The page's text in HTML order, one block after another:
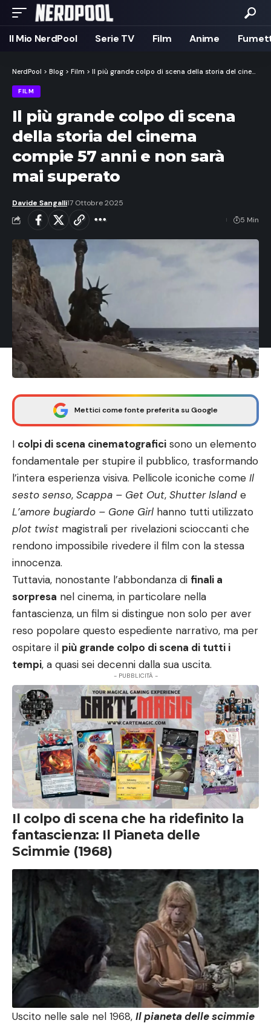
Il Mio NerdPool Serie TV Film Anime
NerdPool > Blog > Film > Il più grande colpo di scena della storia del cinema compie 57 anni e non sarà mai superato
FILM
Il più grande colpo di scena
della storia del cinema
compie 57 anni e non sarà
mai superato
Davide Sangalli17 Ottobre 2025
5 Min
Mettici come fonte preferita su Google
I colpi di scena cinematografici sono un elemento
fondamentale per stupire il pubblico, trasformando
l’intera esperienza visiva. Pellicole iconiche come Il
sesto senso, Scappa – Get Out, Shutter Island e
L’amore bugiardo – Gone Girl hanno tutti utilizzato
plot twist magistrali per rivelazioni scioccanti che
rendono impossibile rivedere il film con la stessa
innocenza.
Tuttavia, nonostante l’abbondanza di finali a
sorpresa nel cinema, in particolare nella
fantascienza, un film si distingue non solo per aver
reso popolare questo espediente narrativo, ma per
ospitare il più grande colpo di scena di tutti i
tempi, a quasi sei decenni dalla sua uscita.
- PUBBLICITÀ -
Il colpo di scena che ha ridefinito la
fantascienza: Il Pianeta delle
Scimmie (1968)
Uscito nelle sale nel 1968, Il pianeta delle scimmie